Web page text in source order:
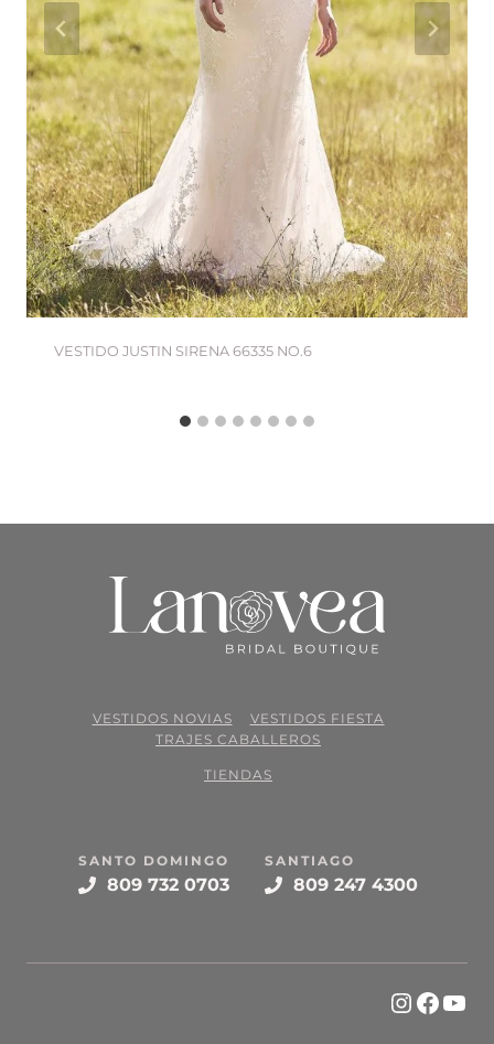
VESTIDO JUSTIN SIRENA 66335 NO.6
VESTIDOS NOVIAS
VESTIDOS FIESTA
TRAJES CABALLEROS
TIENDAS
SANTO DOMINGO
809 732 0703
SANTIAGO
809 247 4300